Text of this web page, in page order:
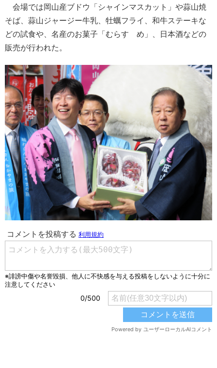
会場では岡山産ブドウ「シャインマスカット」や蒜山焼
そば、蒜山ジャージー牛乳、牡蠣フライ、和牛ステーキな
どの試食や、名産のお菓子「むらすゞめ」、日本酒などの
販売が行われた。